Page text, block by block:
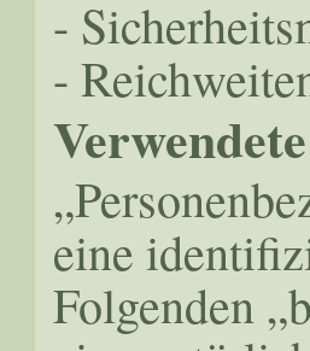
-
-
eine
Folgenden